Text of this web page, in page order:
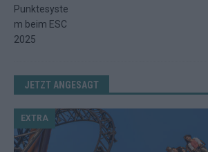
JETZT ANGESAGT
EXTRA